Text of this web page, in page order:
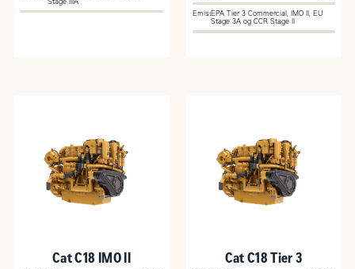
EmissionEPA Tier 3 Commercial, IMO II, EU
Stage 3A og CCR Stage II
Cat C18 IMO II Cat C18 Tier 3